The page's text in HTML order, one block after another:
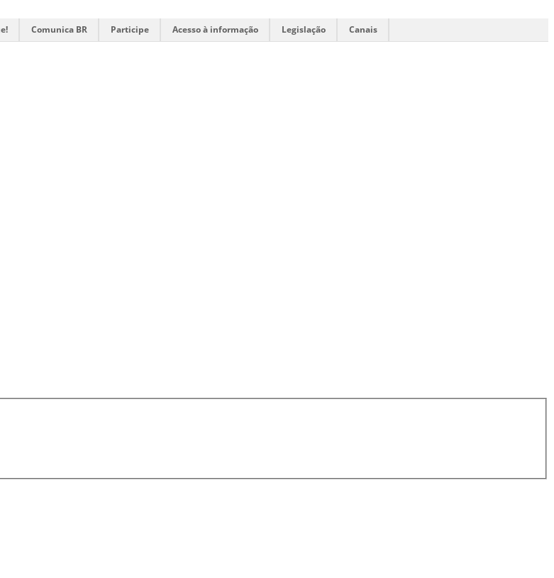
Comunica BR Participe Acesso à informação Legislação Canais